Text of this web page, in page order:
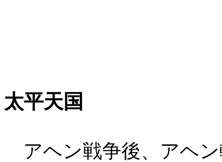
太平天国
アヘン戦争後、アヘ